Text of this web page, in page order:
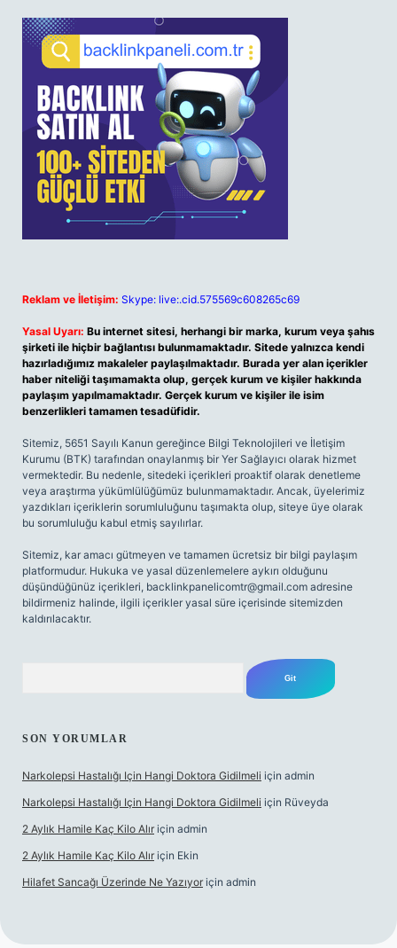
Reklam ve İletişim: Skype: live:.cid.575569c608265c69
Yasal Uyarı: Bu internet sitesi, herhangi bir marka, kurum veya şahıs
şirketi ile hiçbir bağlantısı bulunmamaktadır. Sitede yalnızca kendi
hazırladığımız makaleler paylaşılmaktadır. Burada yer alan içerikler
haber niteliği taşımamakta olup, gerçek kurum ve kişiler hakkında
paylaşım yapılmamaktadır. Gerçek kurum ve kişiler ile isim
benzerlikleri tamamen tesadüfidir.
Sitemiz, 5651 Sayılı Kanun gereğince Bilgi Teknolojileri ve İletişim
Kurumu (BTK) tarafından onaylanmış bir Yer Sağlayıcı olarak hizmet
vermektedir. Bu nedenle, sitedeki içerikleri proaktif olarak denetleme
veya araştırma yükümlülüğümüz bulunmamaktadır. Ancak, üyelerimiz
yazdıkları içeriklerin sorumluluğunu taşımakta olup, siteye üye olarak
bu sorumluluğu kabul etmiş sayılırlar.
Sitemiz, kar amacı gütmeyen ve tamamen ücretsiz bir bilgi paylaşım
platformudur. Hukuka ve yasal düzenlemelere aykırı olduğunu
düşündüğünüz içerikleri, backlinkpanelicomtr@gmail.com adresine
bildirmeniz halinde, ilgili içerikler yasal süre içerisinde sitemizden
kaldırılacaktır.
SON YORUMLAR
Narkolepsi Hastalığı Için Hangi Doktora Gidilmeli için admin
Narkolepsi Hastalığı Için Hangi Doktora Gidilmeli için Rüveyda
2 Aylık Hamile Kaç Kilo Alır için admin
2 Aylık Hamile Kaç Kilo Alır için Ekin
Hilafet Sancağı Üzerinde Ne Yazıyor için admin